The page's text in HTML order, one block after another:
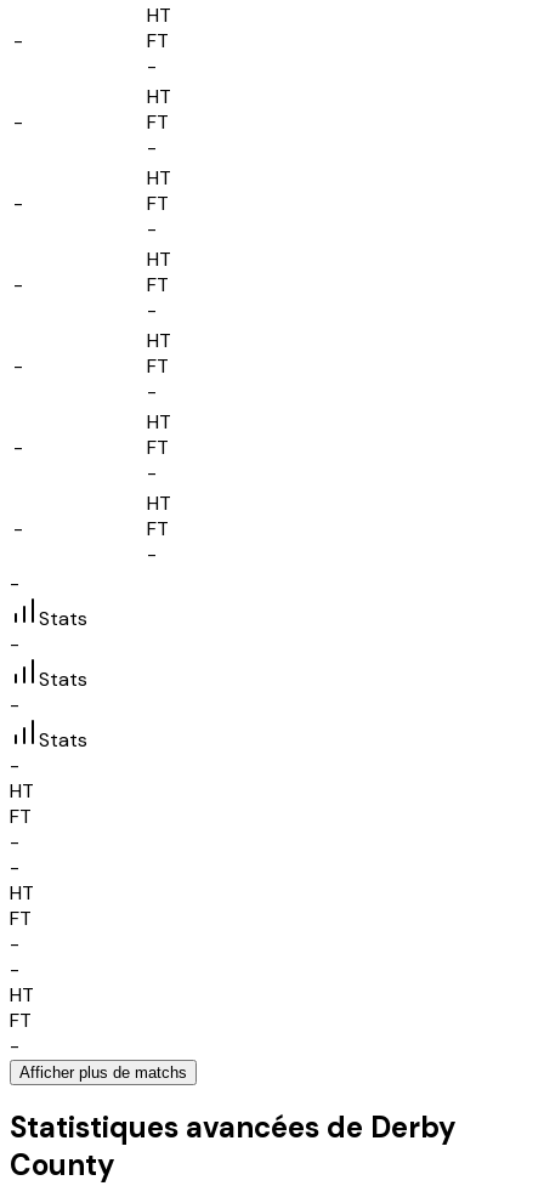
-
HT
FT
-
-
HT
FT
-
-
HT
FT
-
-
HT
FT
-
-
HT
FT
-
-
HT
FT
-
-
HT
FT
-
-
Stats
-
Stats
-
Stats
-
HT
FT
-
-
HT
FT
-
-
HT
FT
-
Afficher plus de matchs
Statistiques avancées de Derby
County